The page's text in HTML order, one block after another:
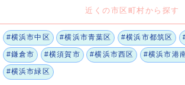
近くの市区町村から探す
#横浜市中区 #横浜市青葉区 #横浜市都筑区
#鎌倉市 #横須賀市 #横浜市西区 #横浜市港
#横浜市緑区